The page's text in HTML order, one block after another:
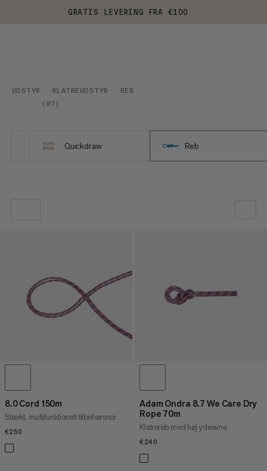
GRATIS LEVERING FRA €100
UDSTYR KLATREUDSTYR
REB
( 97)
Quickdraw Reb
PRIS HØJ TIL LAV
8.0 Cord 150m
Stærkt, multifunktionelt tilbehørsnor
€250
Adam Ondra 8.7 We Care Dry
Rope 70m
Klatrereb med høj ydeevne
€240